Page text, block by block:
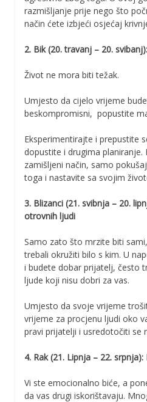
razmišljanje prije nego što
način ćete izbjeći osjećaj
2. Bik (20. travanj – 20.
Život ne mora biti težak.
Umjesto da cijelo vrijeme
beskompromisni, popustite
Eksperimentirajte i prepustite
dopustite i drugima planiranje.
zamišljeni način, samo
toga i nastavite sa svojim
3. Blizanci (21. svibnja – 20.
otrovnih ljudi
Samo zato što mrzite biti
trebali okružiti bilo s kim. U
i budete dobar prijatelj, često
ljude koji nisu dobri za vas.
Umjesto da svoje vrijeme
vrijeme za procjenu ljudi oko
pravi prijatelji i usredotočiti se
4. Rak (21. Lipnja – 22.
Vi ste emocionalno biće, a
da vas drugi iskorištavaju.